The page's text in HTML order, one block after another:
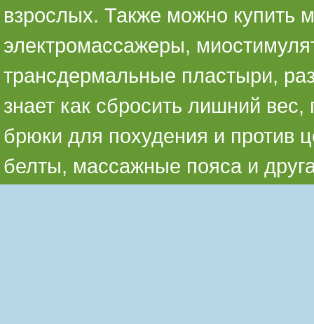
взрослых. Также можно купить
электромассажеры,
трансдермальные пластыри,
знает как сбросить лишний
брюки для похудения и против
белты, массажные пояса и